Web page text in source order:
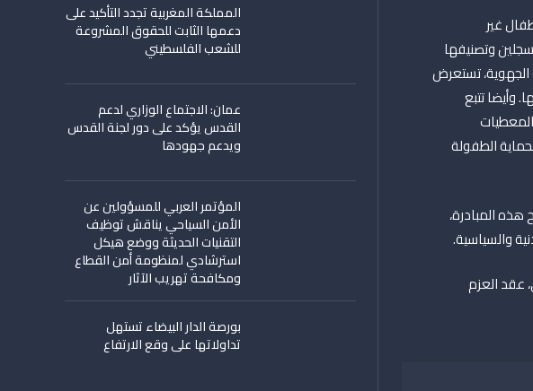
غير
وتصنيفها
الجهوية، تستعرض
وأيضا تتبع
الطفولة
هذه المبادرة،
والسياسية.
عقد العزم
المملكة المغربية تجدد التأكيد على
دعمها الثابت للحقوق المشروعة
للشعب الفلسطيني
عمان: الاجتماع الوزاري لدعم
القدس يؤكد على دور لجنة القدس
ويدعم جهودها
المؤتمر العربي للمسؤولين عن
الأمن السياحي يناقش توظيف
التقنيات الحديثة ووضع هيكل
استرشادي لمنظومة أمن القطاع
ومكافحة تهريب الآثار
بورصة الدار البيضاء تستهل
تداولاتها على وقع الارتفاع